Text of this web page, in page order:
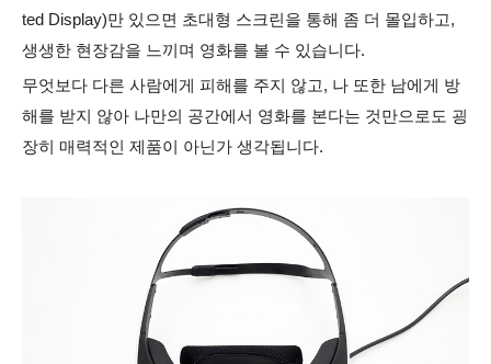
ted Display)만 있으면 초대형 스크린을 통해 좀 더 몰입하고,
생생한 현장감을 느끼며 영화를 볼 수 있습니다.
무엇보다 다른 사람에게 피해를 주지 않고, 나 또한 남에게 방
해를 받지 않아 나만의 공간에서 영화를 본다는 것만으로도 굉
장히 매력적인 제품이 아닌가 생각됩니다.